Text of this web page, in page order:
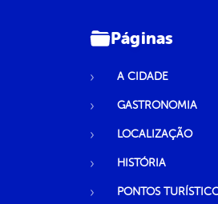
Páginas
A CIDADE
GASTRONOMIA
LOCALIZAÇÃO
HISTÓRIA
PONTOS